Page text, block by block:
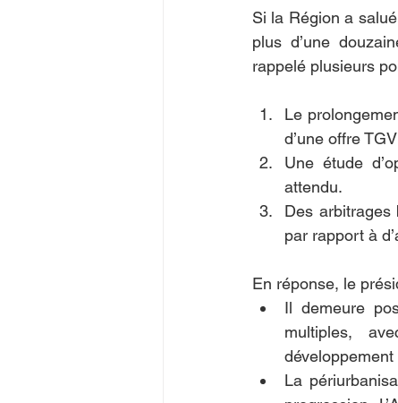
Si la Région a
plus d’une
rappelé plusieurs
Le
d’une offre
Une étude
attendu.
Des arbitrages
par rapport à
En réponse, le
Il demeure
multiples,
La